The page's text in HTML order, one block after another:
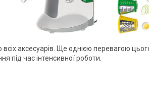
аксесуарів. Ще однією перевагою
під час інтенсивної роботи.